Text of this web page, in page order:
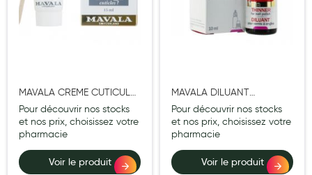
Soins enfant
Accessoires maternité
Gammes spécifiques tisanes allaitement et compléments
maternité
Nature
MAVALA CREME CUTICULES
15ML
Pour découvrir nos stocks
et nos prix, choisissez votre
pharmacie
Voir le produit
MAVALA DILUANT
FLUIDIFIANT VERNIS 10ML
Pour découvrir nos stocks
et nos prix, choisissez votre
pharmacie
Voir le produit